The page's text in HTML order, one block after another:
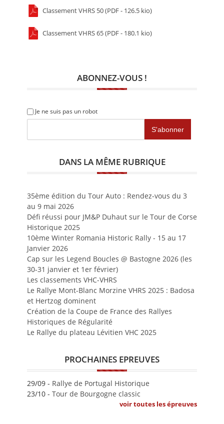
Classement VHRS 50 (PDF - 126.5 kio)
Classement VHRS 65 (PDF - 180.1 kio)
ABONNEZ-VOUS !
Je ne suis pas un robot
DANS LA MÊME RUBRIQUE
35ème édition du Tour Auto : Rendez-vous du 3
au 9 mai 2026
Défi réussi pour JM&P Duhaut sur le Tour de Corse
Historique 2025
10ème Winter Romania Historic Rally - 15 au 17
Janvier 2026
Cap sur les Legend Boucles @ Bastogne 2026 (les
30-31 janvier et 1er février)
Les classements VHC-VHRS
Le Rallye Mont-Blanc Morzine VHRS 2025 : Badosa
et Hertzog dominent
Création de la Coupe de France des Rallyes
Historiques de Régularité
Le Rallye du plateau Lévitien VHC 2025
PROCHAINES EPREUVES
29/09 - Rallye de Portugal Historique
23/10 - Tour de Bourgogne classic
voir toutes les épreuves